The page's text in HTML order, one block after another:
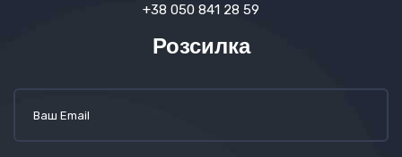
+38 050 841 28 59
Розсилка